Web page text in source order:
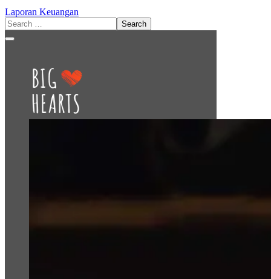
Laporan Keuangan